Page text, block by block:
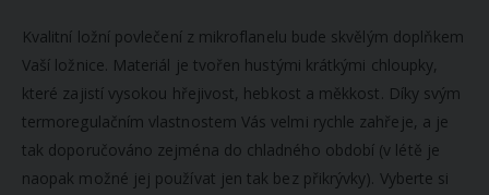
Kvalitní ložní povlečení z mikroflanelu bude skvělým doplňkem
Vaší ložnice. Materiál je tvořen hustými krátkými chloupky,
které zajistí vysokou hřejivost, hebkost a měkkost. Díky svým
termoregulačním vlastnostem Vás velmi rychle zahřeje, a je
tak doporučováno zejména do chladného období (v létě je
naopak možné jej používat jen tak bez přikrývky). Vyberte si